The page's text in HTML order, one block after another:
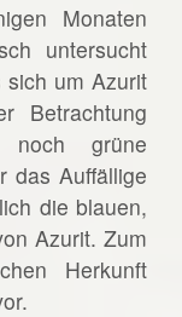
Monaten
untersucht
sich um Azurit
Betrachtung
grüne
das Auffällige
die blauen,
Azurit. Zum
Herkunft